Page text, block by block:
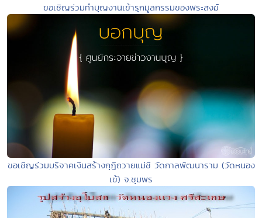
ขอเชิญร่วมทำบุญงานเข้ารุกมูลกรรมของพระสงฆ์
ขอเชิญร่วมบริจาคเงินสร้างกุฎิถวายแม่ชี วัดกาลพัฒนาราม (วัดหนอง
เข้) จ.ชุมพร